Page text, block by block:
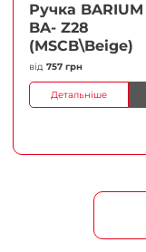
Ручка BARIUM
BA- Z28
(MSCB\Beige)
від 757 грн
Детальніше